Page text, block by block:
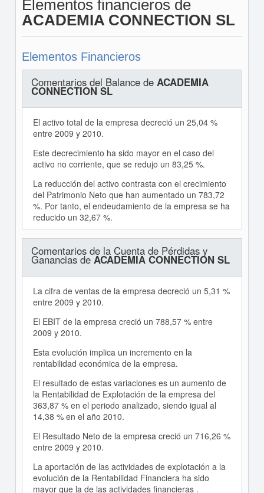
Elementos financieros de
ACADEMIA CONNECTION SL
Elementos Financieros
Comentarios del Balance de ACADEMIA
CONNECTION SL
El activo total de la empresa decreció un 25,04 %
entre 2009 y 2010.
Este decrecimiento ha sido mayor en el caso del
activo no corriente, que se redujo un 83,25 %.
La reducción del activo contrasta con el crecimiento
del Patrimonio Neto que han aumentado un 783,72
%. Por tanto, el endeudamiento de la empresa se ha
reducido un 32,67 %.
Comentarios de la Cuenta de Pérdidas y
Ganancias deACADEMIA CONNECTION SL
La cifra de ventas de la empresa decreció un 5,31 %
entre 2009 y 2010.
El EBIT de la empresa creció un 788,57 % entre
2009 y 2010.
Esta evolución implica un incremento en la
rentabilidad económica de la empresa.
El resultado de estas variaciones es un aumento de
la Rentabilidad de Explotación de la empresa del
363,87 % en el periodo analizado, siendo igual al
14,38 % en el año 2010.
El Resultado Neto de la empresa creció un 716,26 %
entre 2009 y 2010.
La aportación de las actividades de explotación a la
evolución de la Rentabilidad Financiera ha sido
mayor que la de las actividades financieras .